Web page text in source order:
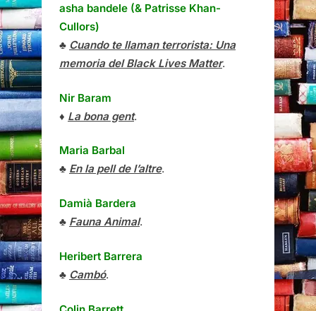
asha bandele (& Patrisse Khan-
Cullors)
♣ Cuando te llaman terrorista: Una
memoria del Black Lives Matter.
Nir Baram
♦ La bona gent.
Maria Barbal
♣ En la pell de l’altre.
Damià Bardera
♣ Fauna Animal.
Heribert Barrera
♣ Cambó.